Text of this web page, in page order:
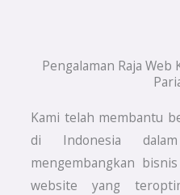
Pengalaman Raja Web
Kami telah membantu
di Indonesia
mengembangkan
website yang